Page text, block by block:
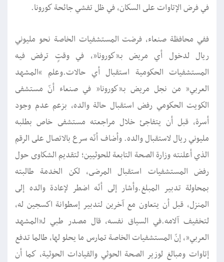
في فرض الإتاوات على السكان، في ظل تفشي جائحة كورونا.
ففي محافظة صنعاء، فرضت المستشفيات الخاصة نحو مليوني
ريال لدخول أي مريض بـ”كورونا”، في وقتٍ ترفض فيه
المستشفيات الحكومية استقبال أي حالات.وعلم “المشهد
العربي” من نجل مريض بـ”كورونا” في صنعاء أنّ مستشفى
الكويت الحكومي رفض استقبال حالة والده، بزعم عدم وجود
أسرة, قبل أن يتفاجئ خلال مراجعته مستشفى خاص بطلبه
مليوني ريال لاستقبال والده. وأضاف أنّه سرع بالاتصال على الرقم
الذي أعلنته وزارة الصحة التابعة للحوثيين؛ لتقديم الشكاوى حول
رفض المستشفيات استقبال المرضى، لكن الخدمة طالبته
بمحاولة تدبير المبلغ.وأشار إلى أنّه اضطر لإعادة والده إلى
المنزل، قبل أن يتعاون مع آخرين لتدبير إسطوانة اكسجين له،
لتخفيف آلامه.في السياق نفسه، قال مصدر طبي لـ”المشهد
العربي”، إنّ المستشفيات الخاصة تمارس ما يحلو لها، طالما تدفع
إتاوات ومبالغ لوزير الصحة الحوثي والقيادات الحوثية, كما أن